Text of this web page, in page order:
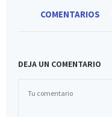
COMENTARIOS
DEJA UN COMENTARIO